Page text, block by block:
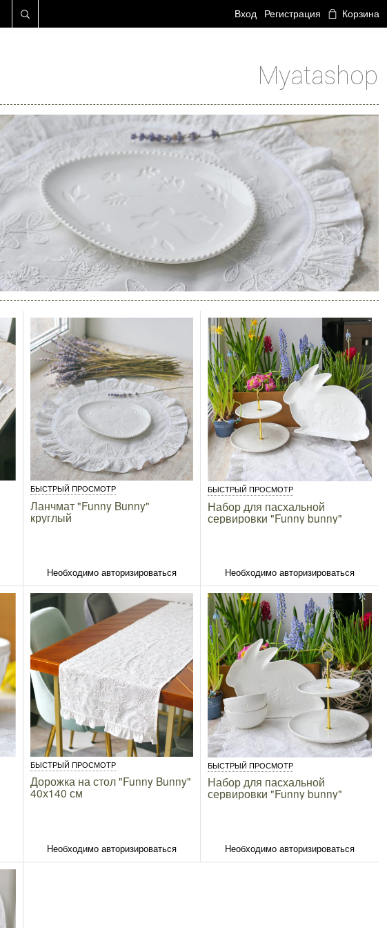
Вход Регистрация Корзина
Myatashop
БЫСТРЫЙ ПРОСМОТР
Ланчмат "Funny Bunny"
круглый
Необходимо авторизироваться
БЫСТРЫЙ ПРОСМОТР
Набор для пасхальной
сервировки "Funny bunny"
Необходимо авторизироваться
БЫСТРЫЙ ПРОСМОТР
Дорожка на стол "Funny Bunny"
40х140 см
Необходимо авторизироваться
БЫСТРЫЙ ПРОСМОТР
Набор для пасхальной
сервировки "Funny bunny"
Необходимо авторизироваться